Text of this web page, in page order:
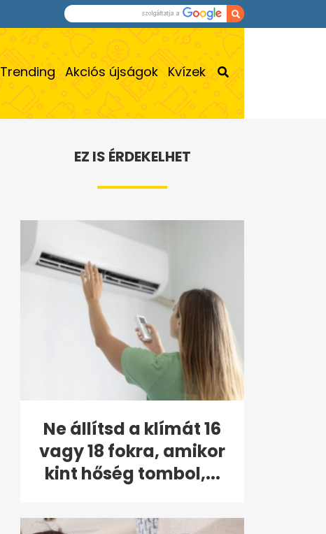
Trending Akciós újságok Kvízek
EZ IS ÉRDEKELHET
Ne állítsd a klímát 16
vagy 18 fokra, amikor
kint hőség tombol,...